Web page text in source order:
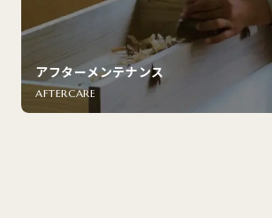
アフターメンテナンス
AFTERCARE